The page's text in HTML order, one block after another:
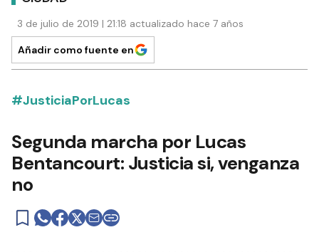
3 de julio de 2019 | 21:18 actualizado hace 7 años
Añadir como fuente en
#JusticiaPorLucas
Segunda marcha por Lucas
Bentancourt: Justicia si, venganza
no